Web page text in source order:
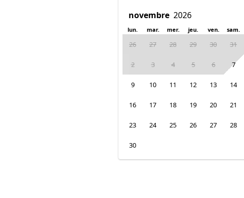
lun. mar. mer. jeu. ven. sam.
26 27 28 29 30 31
2 3 4 5 6 7
9 10 11 12 13 14
16 17 18 19 20 21
23 24 25 26 27 28
30